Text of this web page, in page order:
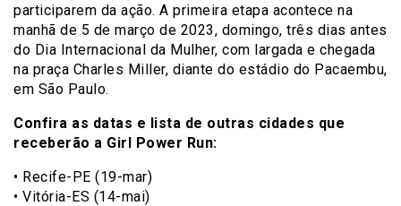
participarem da ação. A primeira etapa acontece na
manhã de 5 de março de 2023, domingo, três dias antes
do Dia Internacional da Mulher, com largada e chegada
na praça Charles Miller, diante do estádio do Pacaembu,
em São Paulo.
Confira as datas e lista de outras cidades que
receberão a Girl Power Run:
• Recife-PE (19-mar)
• Vitória-ES (14-mai)